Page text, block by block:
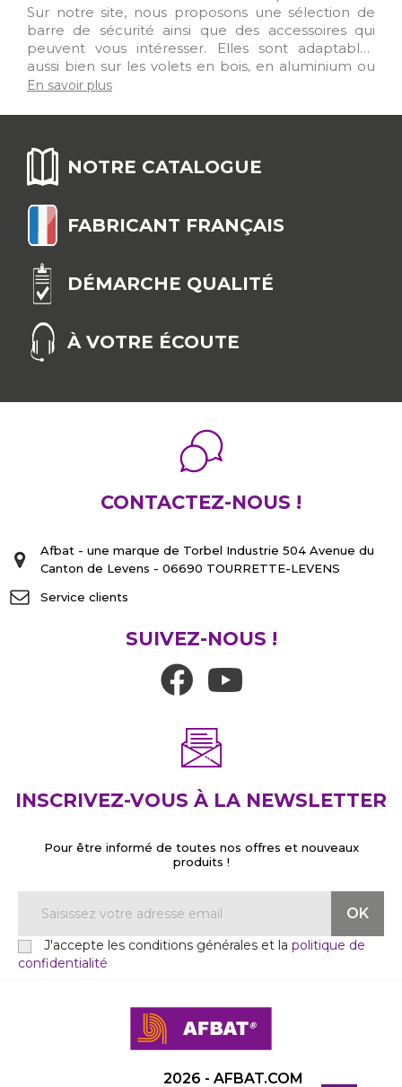
Sur notre site, nous proposons une sélection de
barre de sécurité ainsi que des accessoires qui
peuvent vous intéresser. Elles sont adaptables
aussi bien sur les volets en bois, en aluminium ou
en PVC. Vous trouverez parmi les différents
avec des supports anti-soulèvement. Si vous ne
tableau de votre volet, vous pouvez opter pour la
barre de sécurité réglable qui est livrée avec 2
rallonges adaptables. Pratique, elle est s'adapte à
la largeur de votre volet. La barre de sécurité à
verrou, réalisée avec un fourreau avec pêne
cadenassable, sera parfaite pour vous assurer une
sécurité encore plus grande. A vous de choisir la
barre de sécurité la mieux adaptée en fonction
des dimensions et de la configuration de vos volets.
En savoir plus
NOTRE CATALOGUE
FABRICANT FRANÇAIS
DÉMARCHE QUALITÉ
À VOTRE ÉCOUTE
CONTACTEZ-NOUS !
Afbat - une marque de Torbel Industrie 504 Avenue du
Canton de Levens - 06690 TOURRETTE-LEVENS
Service clients
SUIVEZ-NOUS !
INSCRIVEZ-VOUS À LA NEWSLETTER
Pour être informé de toutes nos offres et nouveaux
produits !
J'accepte les conditions générales et la politique de
confidentialité
2026 - AFBAT.COM